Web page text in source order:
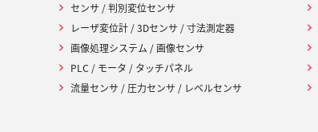
センサ / 判別変位センサ
レーザ変位計 / 3Dセンサ / 寸法測定器
画像処理システム / 画像センサ
PLC / モータ / タッチパネル
流量センサ / 圧力センサ / レベルセンサ